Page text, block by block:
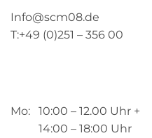
Info@scm08.de
T:+49 (0)251 – 356 00
Mo: 10:00 – 12.00 Uhr +
14:00 – 18:00 Uhr